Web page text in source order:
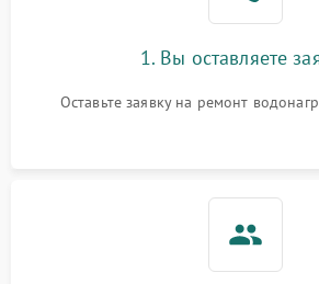
1. Вы оставляете
Оставьте заявку на ремонт